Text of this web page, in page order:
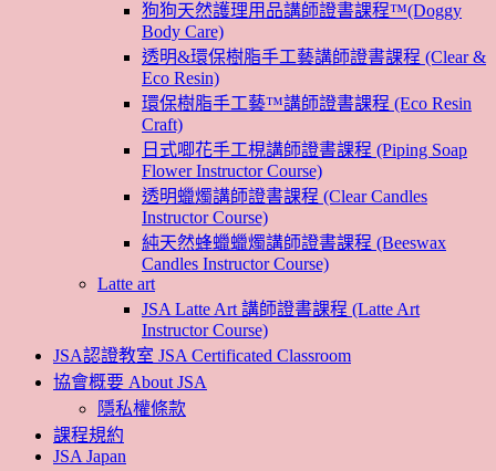
狗狗天然護理用品講師證書課程™(Doggy
Body Care)
透明&環保樹脂手工藝講師證書課程 (Clear &
Eco Resin)
環保樹脂手工藝™講師證書課程 (Eco Resin
Craft)
日式唧花手工梘講師證書課程 (Piping Soap
Flower Instructor Course)
透明蠟燭講師證書課程 (Clear Candles
Instructor Course)
純天然蜂蠟蠟燭講師證書課程 (Beeswax
Candles Instructor Course)
Latte art
JSA Latte Art 講師證書課程 (Latte Art
Instructor Course)
JSA認證教室 JSA Certificated Classroom
協會概要 About JSA
隱私權條款
課程規約
JSA Japan